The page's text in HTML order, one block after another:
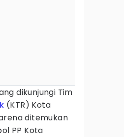
dikunjungi Tim
(KTR) Kota
ditemukan
PP Kota